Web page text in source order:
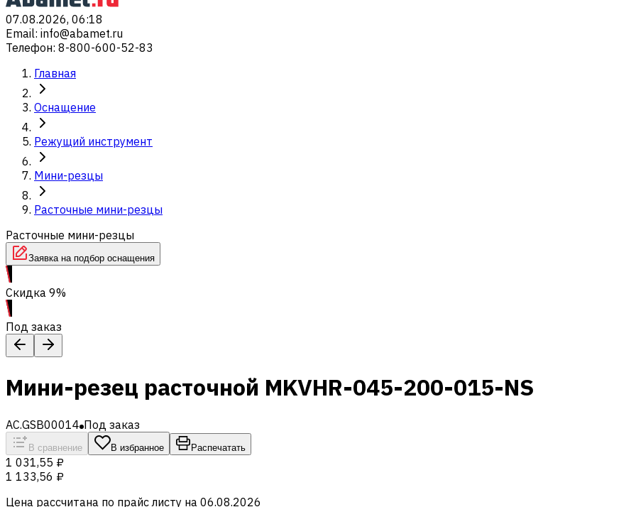
07.08.2026, 06:18
Email: info@abamet.ru
Телефон: 8-800-600-52-83
Главная
Оснащение
Режущий инструмент
Мини-резцы
Расточные мини-резцы
Расточные мини-резцы
Заявка на подбор оснащения
Скидка 9%
Под заказ
Мини-резец расточной MKVHR-045-200-015-NS
AC.GSB00014 Под заказ
В сравнение В избранное Распечатать
1 031,55 ₽
1 133,56 ₽
Цена рассчитана по прайс листу на 06.08.2026